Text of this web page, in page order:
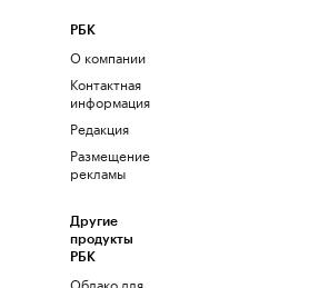
РБК
О компании
Контактная
информация
Редакция
Размещение
рекламы
Другие
продукты
РБК
Облако для